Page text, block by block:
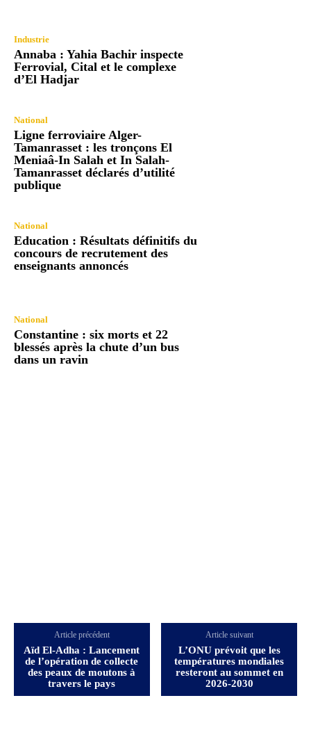
Industrie
Annaba : Yahia Bachir inspecte
Ferrovial, Cital et le complexe
d’El Hadjar
National
Ligne ferroviaire Alger-
Tamanrasset : les tronçons El
Meniaâ-In Salah et In Salah-
Tamanrasset déclarés d’utilité
publique
National
Education : Résultats définitifs du
concours de recrutement des
enseignants annoncés
National
Constantine : six morts et 22
blessés après la chute d’un bus
dans un ravin
Article précédent
Aïd El-Adha : Lancement
de l’opération de collecte
des peaux de moutons à
travers le pays
Article suivant
L’ONU prévoit que les
températures mondiales
resteront au sommet en
2026-2030